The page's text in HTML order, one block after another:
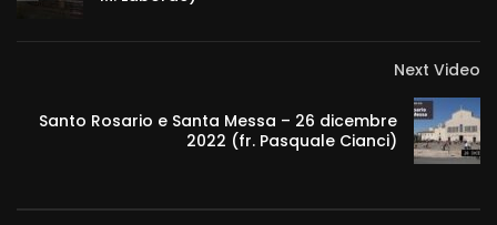
Next Video
Santo Rosario e Santa Messa – 26 dicembre
2022 (fr. Pasquale Cianci)